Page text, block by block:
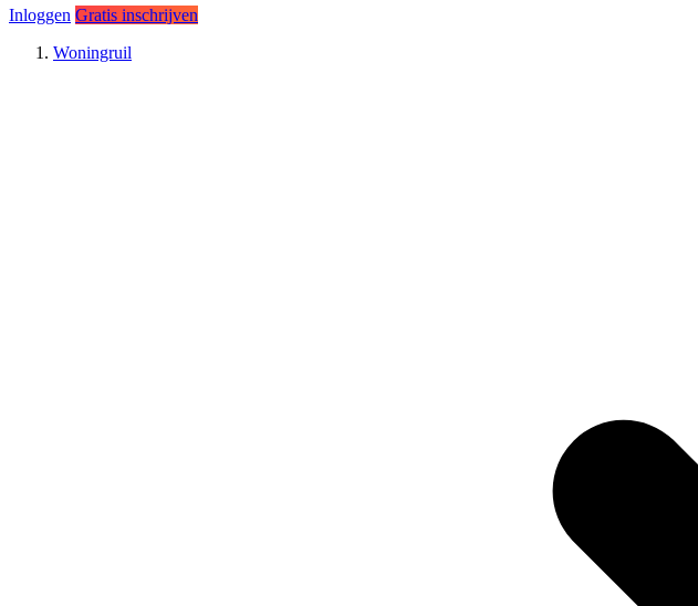
Inloggen Gratis inschrijven
Woningruil